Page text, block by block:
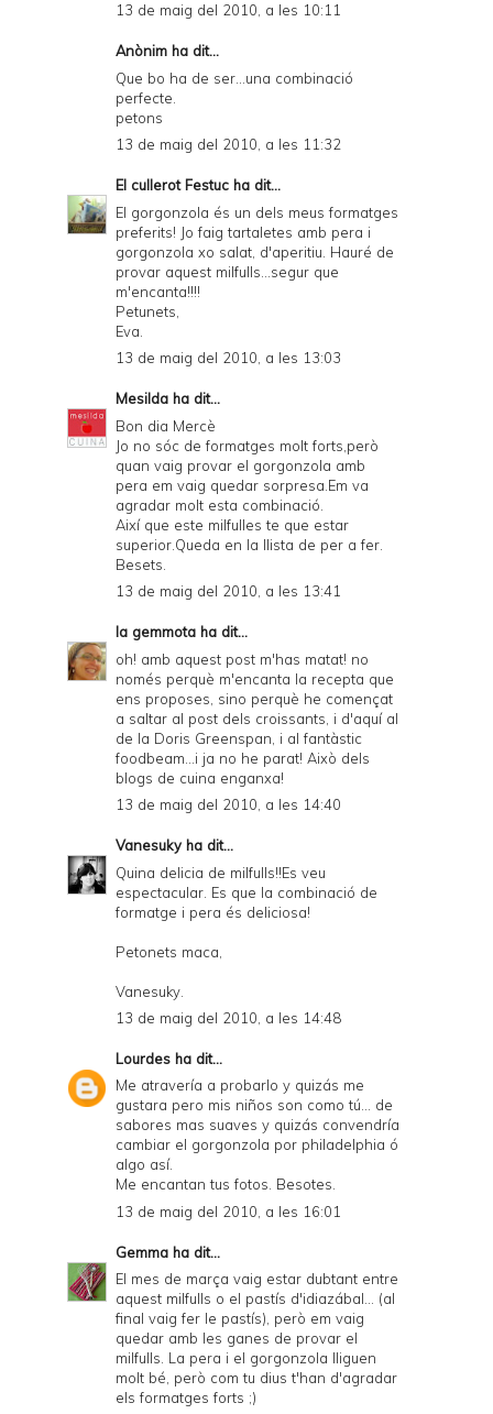
13 de maig del 2010, a les 10:11
Anònim ha dit...
Que bo ha de ser...una combinació
perfecte.
petons
13 de maig del 2010, a les 11:32
El cullerot Festuc ha dit...
El gorgonzola és un dels meus formatges
preferits! Jo faig tartaletes amb pera i
gorgonzola xo salat, d'aperitiu. Hauré de
provar aquest milfulls...segur que
m'encanta!!!!
Petunets,
Eva.
13 de maig del 2010, a les 13:03
Mesilda ha dit...
Bon dia Mercè
Jo no sóc de formatges molt forts,però
quan vaig provar el gorgonzola amb
pera em vaig quedar sorpresa.Em va
agradar molt esta combinació.
Així que este milfulles te que estar
superior.Queda en la llista de per a fer.
Besets.
13 de maig del 2010, a les 13:41
la gemmota ha dit...
oh! amb aquest post m'has matat! no
només perquè m'encanta la recepta que
ens proposes, sino perquè he començat
a saltar al post dels croissants, i d'aquí al
de la Doris Greenspan, i al fantàstic
foodbeam...i ja no he parat! Això dels
blogs de cuina enganxa!
13 de maig del 2010, a les 14:40
Vanesukyha dit...
Quina delicia de milfulls!!Es veu
espectacular. Es que la combinació de
formatge i pera és deliciosa!
Petonets maca,
Vanesuky.
13 de maig del 2010, a les 14:48
Lourdes ha dit...
Me atravería a probarlo y quizás me
gustara pero mis niños son como tú... de
sabores mas suaves y quizás convendría
cambiar el gorgonzola por philadelphia ó
algo así.
Me encantan tus fotos. Besotes.
13 de maig del 2010, a les 16:01
Gemma ha dit...
El mes de marça vaig estar dubtant entre
aquest milfulls o el pastís d'idiazábal... (al
final vaig fer le pastís), però em vaig
quedar amb les ganes de provar el
milfulls. La pera i el gorgonzola lliguen
molt bé, però com tu dius t'han d'agradar
els formatges forts ;)